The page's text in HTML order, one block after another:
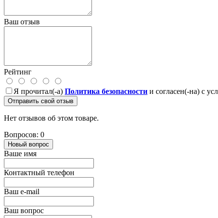
Ваш отзыв
Рейтинг
Я прочитал(-а) Политика безопасности и согласен(-на) с
Отправить свой отзыв
Нет отзывов об этом товаре.
Вопросов: 0
Новый вопрос
Ваше имя
Контактный телефон
Ваш e-mail
Ваш вопрос